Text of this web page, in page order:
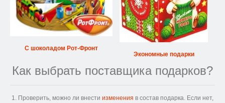
С шоколадом Рот-Фронт
Экономные подарки
Как выбрать поставщика подарков?
1. Проверить, можно ли внести изменения в состав подарка. Если нет,